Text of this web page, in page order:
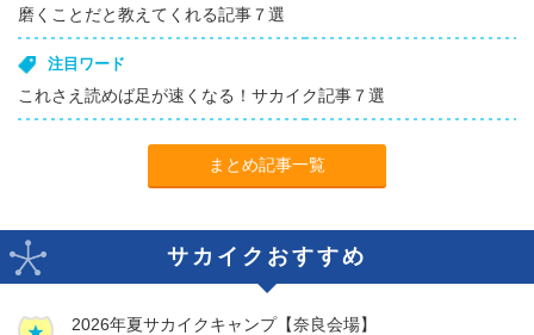
磨くことだと教えてくれる記事７選
注目ワード
これさえ読めば足が速くなる！サカイク記事７選
まとめ記事一覧
サカイクおすすめ
2026年夏サカイクキャンプ【奈良会場】